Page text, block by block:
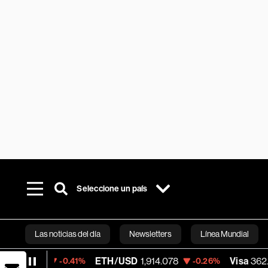
Seleccione un país
Las noticias del día Newsletters Línea Mundial
Bloomberg
ETH/USD 1,914.078 -0.26% Visa 362.50 -